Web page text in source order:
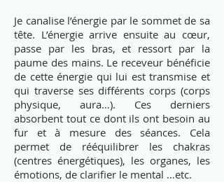
Je canalise l’énergie par le sommet de sa
tête. L’énergie arrive ensuite au cœur,
passe par les bras, et ressort par la
paume des mains. Le receveur bénéficie
de cette énergie qui lui est transmise et
qui traverse ses différents corps (corps
physique, aura…). Ces derniers
absorbent tout ce dont ils ont besoin au
fur et à mesure des séances. Cela
permet de rééquilibrer les chakras
(centres énergétiques), les organes, les
émotions, de clarifier le mental …etc.